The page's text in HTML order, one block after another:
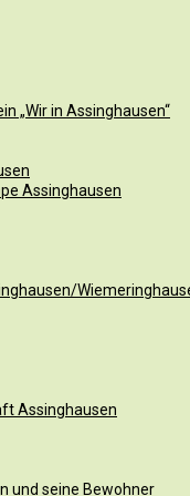
„Wir in Assinghausen“
Assinghausen
Assinghausen
und seine Bewohner